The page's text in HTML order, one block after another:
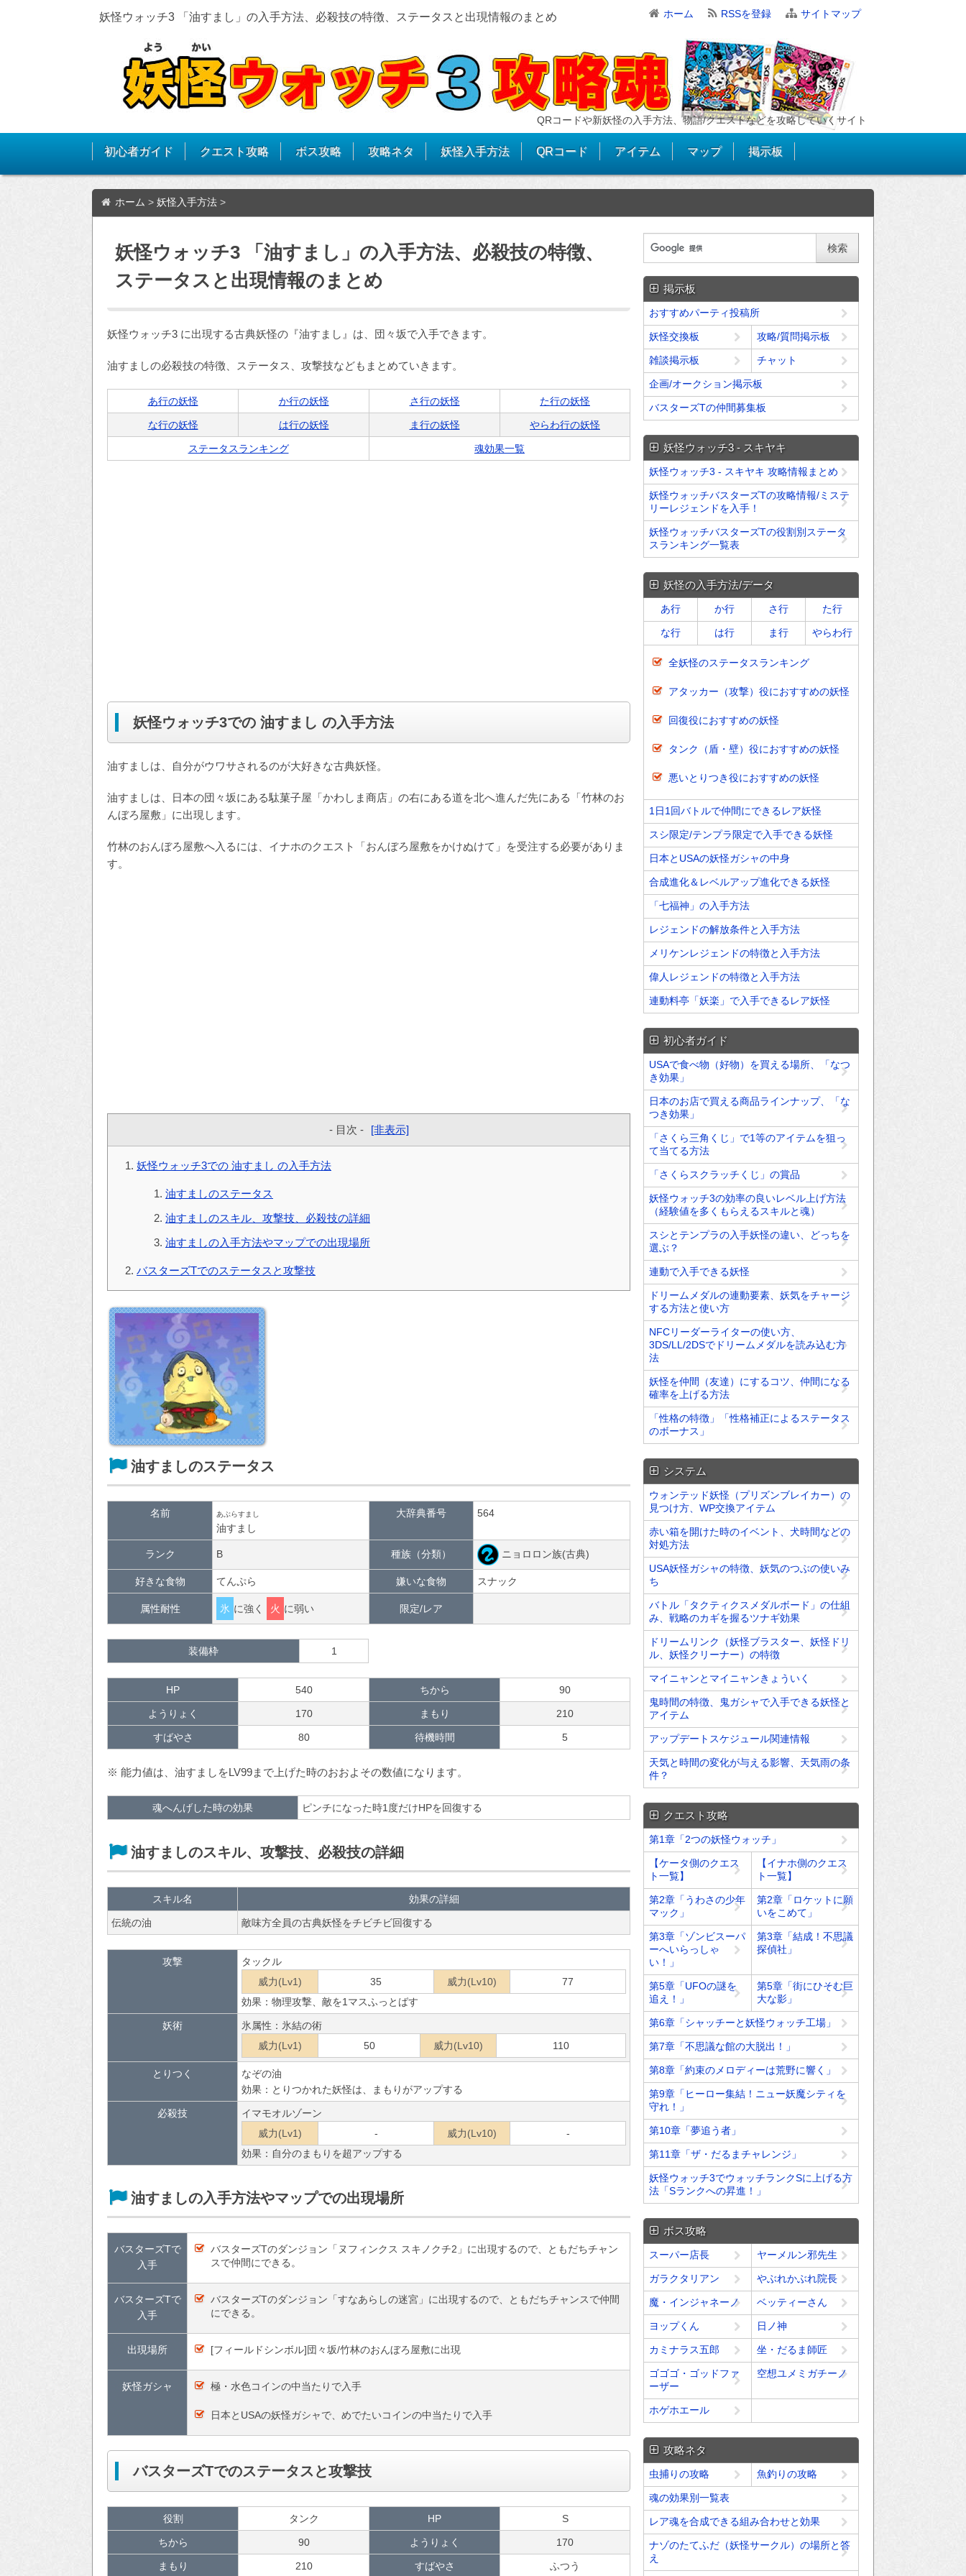
妖怪ウォッチ3 「油すまし」の入手方法、必殺技の特徴、ステータスと出現情報のまとめ ホーム RSSを登録 サイトマップ
QRコードや新妖怪の入手方法、物語/クエストなどを攻略していくサイト
初心者ガイド クエスト攻略 ボス攻略 攻略ネタ 妖怪入手方法 QRコード アイテム マップ 掲示板
ホーム > 妖怪入手方法 >
妖怪ウォッチ3 「油すまし」の入手方法、必殺技の特徴、
ステータスと出現情報のまとめ
妖怪ウォッチ3 に出現する古典妖怪の『油すまし』は、団々坂で入手できます。
油すましの必殺技の特徴、ステータス、攻撃技などもまとめていきます。
あ行の妖怪 か行の妖怪 さ行の妖怪 た行の妖怪
な行の妖怪 は行の妖怪 ま行の妖怪 やらわ行の妖怪
ステータスランキング 魂効果一覧
妖怪ウォッチ3での 油すまし の入手方法
油すましは、自分がウワサされるのが大好きな古典妖怪。
油すましは、日本の団々坂にある駄菓子屋「かわしま商店」の右にある道を北へ進んだ先にある「竹林のお
んぼろ屋敷」に出現します。
竹林のおんぼろ屋敷へ入るには、イナホのクエスト「おんぼろ屋敷をかけぬけて」を受注する必要がありま
す。
- 目次 - [非表示]
妖怪ウォッチ3での 油すまし の入手方法
油すましのステータス
油すましのスキル、攻撃技、必殺技の詳細
油すましの入手方法やマップでの出現場所
バスターズTでのステータスと攻撃技
油すましのステータス
名前 あぶらすまし
油すまし
大辞典番号 564
ランク B 種族（分類） ニョロロン族(古典)
好きな食物 てんぷら 嫌いな食物 スナック
属性耐性 氷 に強く 火 に弱い 限定/レア
装備枠 1
HP 540 ちから 90
ようりょく 170 まもり 210
すばやさ 80 待機時間 5
※ 能力値は、油すましをLV99まで上げた時のおおよその数値になります。
魂へんげした時の効果 ピンチになった時1度だけHPを回復する
油すましのスキル、攻撃技、必殺技の詳細
スキル名 効果の詳細
伝統の油 敵味方全員の古典妖怪をチビチビ回復する
攻撃
タックル
威力(Lv1)
35 威力(Lv10)
77
効果：物理攻撃、敵を1マスふっとばす
妖術
氷属性：氷結の術
威力(Lv1)
50 威力(Lv10) 110
とりつく
なぞの油
効果：とりつかれた妖怪は、まもりがアップする
必殺技
イマモオルゾーン
威力(Lv1)
- 威力(Lv10)
-
効果：自分のまもりを超アップする
油すましの入手方法やマップでの出現場所
バスターズTで
入手
バスターズTのダンジョン「ヌフィンクス スキノクチ2」に出現するので、ともだちチャン
スで仲間にできる。
バスターズTで
入手
バスターズTのダンジョン「すなあらしの迷宮」に出現するので、ともだちチャンスで仲間
にできる。
出現場所 [フィールドシンボル]団々坂/竹林のおんぼろ屋敷に出現
妖怪ガシャ 極・水色コインの中当たりで入手
日本とUSAの妖怪ガシャで、めでたいコインの中当たりで入手
バスターズTでのステータスと攻撃技
役割 タンク HP S
ちから 90 ようりょく 170
まもり 210 すばやさ ふつう
掲示板
おすすめパーティ投稿所
妖怪交換板 攻略/質問掲示板
雑談掲示板 チャット
企画/オークション掲示板
バスターズTの仲間募集板
妖怪ウォッチ3 - スキヤキ
妖怪ウォッチ3 - スキヤキ 攻略情報まとめ
妖怪ウォッチバスターズTの攻略情報/ミステ
リーレジェンドを入手！
妖怪ウォッチバスターズTの役割別ステータ
スランキング一覧表
妖怪の入手方法/データ
あ行 か行 さ行 た行
な行 は行 ま行 やらわ行
全妖怪のステータスランキング
アタッカー（攻撃）役におすすめの妖怪
回復役におすすめの妖怪
タンク（盾・壁）役におすすめの妖怪
悪いとりつき役におすすめの妖怪
1日1回バトルで仲間にできるレア妖怪
スシ限定/テンプラ限定で入手できる妖怪
日本とUSAの妖怪ガシャの中身
合成進化＆レベルアップ進化できる妖怪
「七福神」の入手方法
レジェンドの解放条件と入手方法
メリケンレジェンドの特徴と入手方法
偉人レジェンドの特徴と入手方法
連動料亭「妖楽」で入手できるレア妖怪
初心者ガイド
USAで食べ物（好物）を買える場所、「なつ
き効果」
日本のお店で買える商品ラインナップ、「な
つき効果」
「さくら三角くじ」で1等のアイテムを狙っ
て当てる方法
「さくらスクラッチくじ」の賞品
妖怪ウォッチ3の効率の良いレベル上げ方法
（経験値を多くもらえるスキルと魂）
スシとテンプラの入手妖怪の違い、どっちを
選ぶ？
連動で入手できる妖怪
ドリームメダルの連動要素、妖気をチャージ
する方法と使い方
NFCリーダーライターの使い方、
3DS/LL/2DSでドリームメダルを読み込む方
法
妖怪を仲間（友達）にするコツ、仲間になる
確率を上げる方法
「性格の特徴」「性格補正によるステータス
のボーナス」
システム
ウォンテッド妖怪（プリズンブレイカー）の
見つけ方、WP交換アイテム
赤い箱を開けた時のイベント、犬時間などの
対処方法
USA妖怪ガシャの特徴、妖気のつぶの使いみ
ち
バトル「タクティクスメダルボード」の仕組
み、戦略のカギを握るツナギ効果
ドリームリンク（妖怪ブラスター、妖怪ドリ
ル、妖怪クリーナー）の特徴
マイニャンとマイニャンきょういく
鬼時間の特徴、鬼ガシャで入手できる妖怪と
アイテム
アップデートスケジュール関連情報
天気と時間の変化が与える影響、天気雨の条
件？
クエスト攻略
第1章「2つの妖怪ウォッチ」
【ケータ側のクエス
ト一覧】
【イナホ側のクエス
ト一覧】
第2章「うわさの少年
マック」
第2章「ロケットに願
いをこめて」
第3章「ゾンビスーパ
ーへいらっしゃ
い！」
第3章「結成！不思議
探偵社」
第5章「UFOの謎を
追え！」
第5章「街にひそむ巨
大な影」
第6章「シャッチーと妖怪ウォッチ工場」
第7章「不思議な館の大脱出！」
第8章「約束のメロディーは荒野に響く」
第9章「ヒーロー集結！ニュー妖魔シティを
守れ！」
第10章「夢追う者」
第11章「ザ・だるまチャレンジ」
妖怪ウォッチ3でウォッチランクSに上げる方
法「Sランクへの昇進！」
ボス攻略
スーパー店長 ヤーメルン邪先生
ガラクタリアン やぶれかぶれ院長
魔・インジャネーノ ベッティーさん
ヨップくん 日ノ神
カミナラス五郎 坐・だるま師匠
ゴゴゴ・ゴッドファ
ーザー
空想ユメミガチーノ
ホゲホエール
攻略ネタ
虫捕りの攻略 魚釣りの攻略
魂の効果別一覧表
レア魂を合成できる組み合わせと効果
ナゾのたてふだ（妖怪サークル）の場所と答
え